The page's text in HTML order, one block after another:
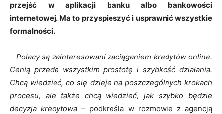
przejść w aplikacji banku albo bankowości
internetowej. Ma to przyspieszyć i usprawnić wszystkie
formalności.
– Polacy są zainteresowani zaciąganiem kredytów online.
Cenią przede wszystkim prostotę i szybkość działania.
Chcą wiedzieć, co się dzieje na poszczególnych krokach
procesu, ale także chcą wiedzieć, jak szybko będzie
decyzja kredytowa– podkreśla w rozmowie z agencją